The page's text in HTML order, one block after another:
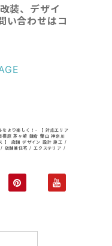
装、デザイ
い合わせはコ
より楽しく！- 【 対応エリア
原 茅ヶ崎 鎌倉 葉山 神奈川
】 店舗 デザイン 設計 施工 /
店舗兼住宅 / エクステリア /